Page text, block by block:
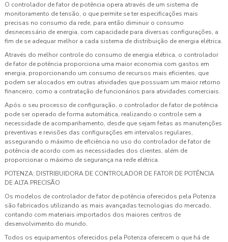
O controlador de fator de potência opera através de um sistema de
monitoramento de tensão, o que permite se ter especificações mais
precisas no consumo da rede, para então diminuir o consumo
desnecessário de energia, com capacidade para diversas configurações, a
fim de se adequar melhor a cada sistema de distribuição de energia elétrica.
Através do melhor controle do consumo de energia elétrica, o controlador
de fator de potência proporciona uma maior economia com gastos em
energia, proporcionando um consumo de recursos mais eficientes, que
podem ser alocados em outras atividades que possuam um maior retorno
financeiro, como a contratação de funcionários para atividades comerciais.
Após o seu processo de configuração, o controlador de fator de potência
pode ser operado de forma automática, realizando o controle sem a
necessidade de acompanhamento, desde que sejam feitas as manutenções
preventivas e revisões das configurações em intervalos regulares,
assegurando o máximo de eficiência no uso do controlador de fator de
potência de acordo com as necessidades dos clientes, além de
proporcionar o máximo de segurança na rede elétrica.
POTENZA: DISTRIBUIDORA DE CONTROLADOR DE FATOR DE POTÊNCIA
DE ALTA PRECISÃO
Os modelos de controlador de fator de potência oferecidos pela Potenza
são fabricados utilizando as mais avançadas tecnologias do mercado,
contando com materiais importados dos maiores centros de
desenvolvimento do mundo.
Todos os equipamentos oferecidos pela Potenza oferecem o que há de